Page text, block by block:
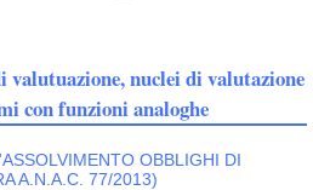
nuclei di valutazione
con funzioni analoghe
OBBLIGHI DI
A.N.A.C. 77/2013)